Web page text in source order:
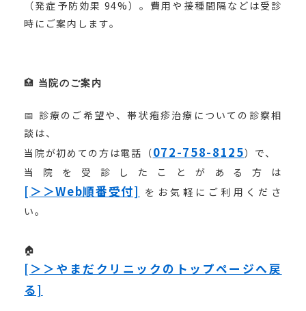
（発症予防効果 94%）。費用や接種間隔などは受診
時にご案内します。
🏥 当院のご案内
📅 診療のご希望や、帯状疱疹治療についての診察相
談は、
当院が初めての方は電話（072-758-8125）で、
当院を受診したことがある方は
[＞＞Web順番受付] をお気軽にご利用くださ
い。
🏠
[＞＞やまだクリニックのトップページへ戻
る]